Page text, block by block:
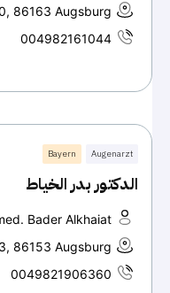
86163 Augsburg
004982161044
Augenarzt
Bayern
الدكتور بدر الخياط
Bader Alkhaiat
86153 Augsburg
0049821906360